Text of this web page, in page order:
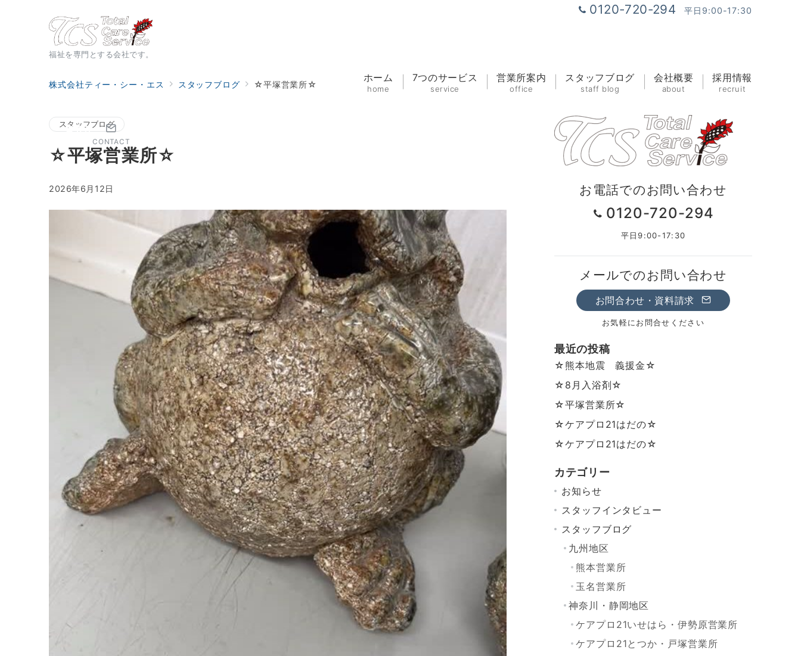
0120-720-294 平日9:00-17:30
福祉を専門とする会社です。
ホーム
home
7つのサービス
service
営業所案内
office
スタッフブログ
staff blog
会社概要
about
採用情報
recruit
CONTACT
株式会社ティー・シー・エス スタッフブログ ☆平塚営業所☆
スタッフブログ
☆平塚営業所☆
2026年6月12日 お電話でのお問い合わせ
0120-720-294
平日9:00-17:30
メールでのお問い合わせ
お問合わせ・資料請求
お気軽にお問合せください
最近の投稿
☆熊本地震 義援金☆
☆8月入浴剤☆
☆平塚営業所☆
☆ケアプロ21はだの☆
☆ケアプロ21はだの☆
カテゴリー
お知らせ
スタッフインタビュー
スタッフブログ
九州地区
熊本営業所
玉名営業所
神奈川・静岡地区
ケアプロ21いせはら・伊勢原営業所
ケアプロ21とつか・戸塚営業所